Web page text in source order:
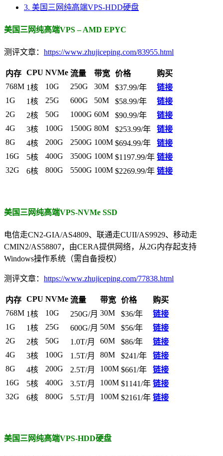
3. 美国三网纯高端VPS-HDD硬盘
美国三网纯高端VPS – AMD EPYC
测评文章： https://www.zhujiceping.com/83955.html
内存 CPU NVMe 流量 带宽 价格
购买
768M 1核 10G 250G 30M $37.99/年
链接
1G
1核 25G 600G 50M $58.99/年
链接
2G
2核 50G 1000G 60M $90.99/年
链接
4G
3核 100G 1500G 80M $253.99/年
链接
8G
4核 200G 2500G 100M $694.99/年
链接
16G
5核 400G 3500G 100M $1197.99/年 链接
32G
6核 800G 5500G 100M $2269.99/年 链接
美国三网纯高端VPS-NVMe SSD
电信走CN2-GIA/AS4809、联通走CUII/AS9929、移动走
CMIN2/AS58807，由CERA提供网络，从2G内存起支持
Windows操作系统（需自备授权）
测评文章： https://www.zhujiceping.com/77838.html
内存 CPU NVMe 流量 带宽 价格
购买
768M 1核 10G 250G/月 30M $36/年
链接
1G
1核 25G 600G/月 50M $56/年
链接
2G
2核 50G 1.0T/月 60M $86/年
链接
4G
3核 100G 1.5T/月 80M $241/年
链接
8G
4核 200G 2.5T/月 100M $661/年
链接
16G
5核 400G 3.5T/月 100M $1141/年 链接
32G
6核 800G 5.5T/月 100M $2161/年 链接
美国三网纯高端VPS-HDD硬盘